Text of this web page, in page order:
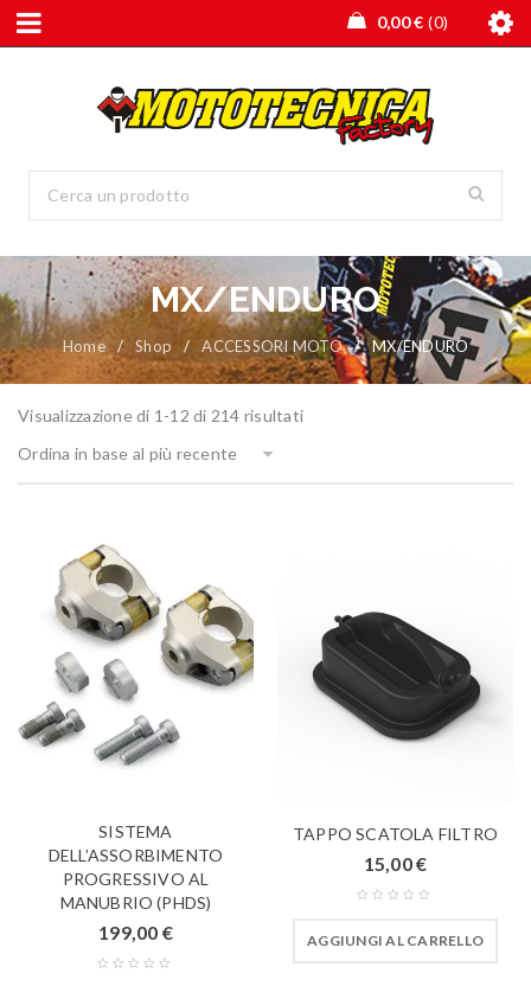
0,00€ 0
MX/ENDURO
Home / Shop / ACCESSORI MOTO / MX/ENDURO
Visualizzazione di 1-12 di 214 risultati
Ordina in base al più recente
SISTEMA
DELL’ASSORBIMENTO
PROGRESSIVO AL
MANUBRIO (PHDS)
199,00 €
TAPPO SCATOLA FILTRO
15,00€
AGGIUNGI AL CARRELLO